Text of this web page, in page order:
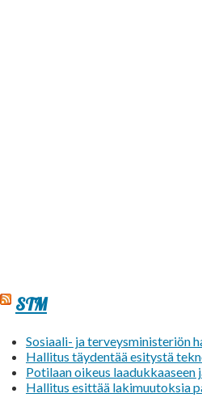
STM
Sosiaali- ja terveysministeriön
Hallitus täydentää esitystä
Potilaan oikeus
Hallitus esittää lakimuutoksia